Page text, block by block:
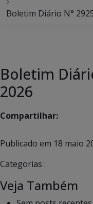
Boletim Diário N°
Boletim
2026
Compartilhar:
Publicado em 18 maio
Categorias :
Veja Também